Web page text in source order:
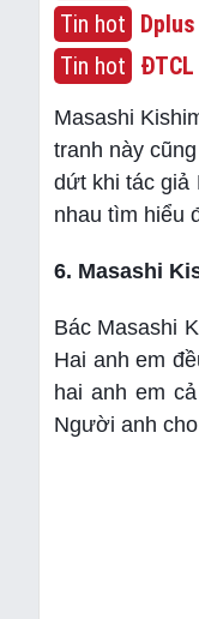
Tin hot
Tin hot
Masashi
tranh này
dứt khi tác giả
nhau tìm hiểu
6. Masashi
Bác Masashi
Hai anh em
hai anh em
Người anh